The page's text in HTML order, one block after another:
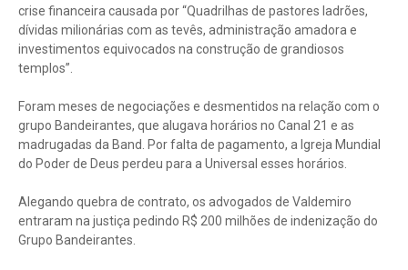
crise financeira causada por “Quadrilhas de pastores ladrões,
dívidas milionárias com as tevês, administração amadora e
investimentos equivocados na construção de grandiosos
templos”.
Foram meses de negociações e desmentidos na relação com o
grupo Bandeirantes, que alugava horários no Canal 21 e as
madrugadas da Band. Por falta de pagamento, a Igreja Mundial
do Poder de Deus perdeu para a Universal esses horários.
Alegando quebra de contrato, os advogados de Valdemiro
entraram na justiça pedindo R$ 200 milhões de indenização do
Grupo Bandeirantes.